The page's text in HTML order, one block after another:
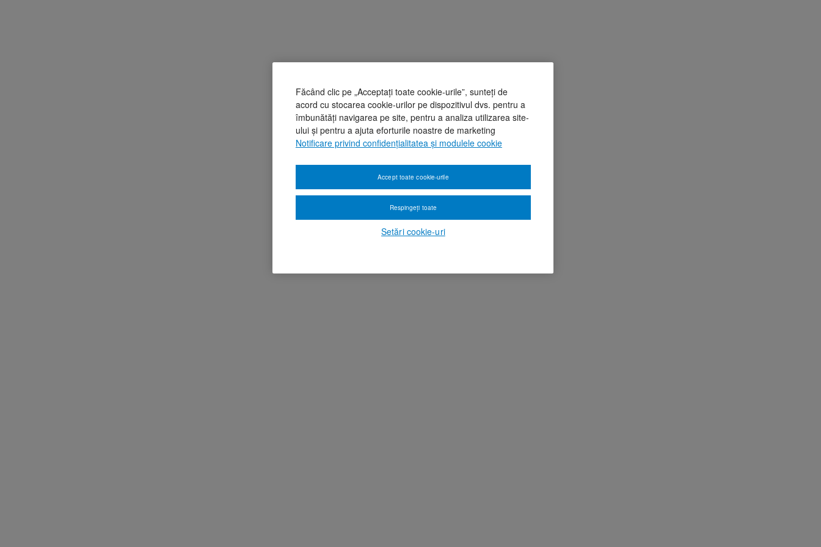
Făcând clic pe „Acceptați toate cookie-urile”, sunteți de
acord cu stocarea cookie-urilor pe dispozitivul dvs. pentru a
îmbunătăți navigarea pe site, pentru a analiza utilizarea site-
ului și pentru a ajuta eforturile noastre de marketing
Notificare privind confidențialitatea și modulele cookie
Setări cookie-uri
Respingeți toate
Accept toate cookie-urile